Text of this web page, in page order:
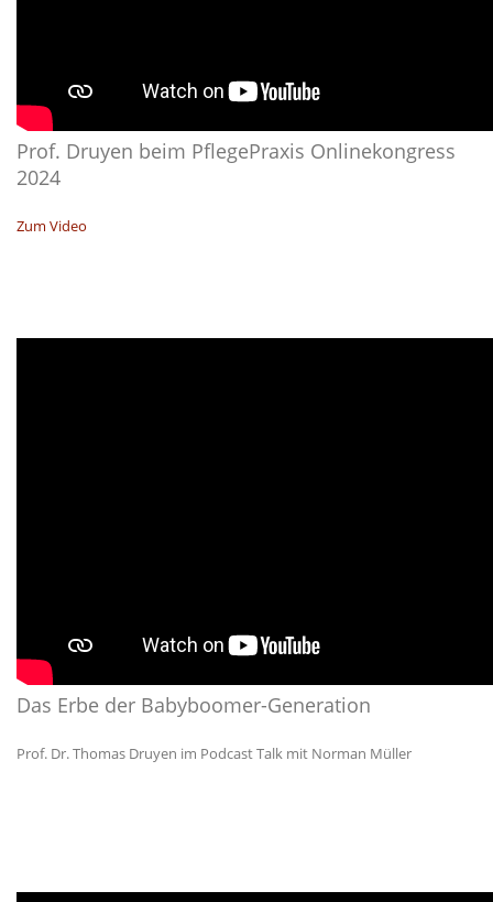
Prof. Druyen beim PflegePraxis Onlinekongress
2024
Zum Video
Das Erbe der Babyboomer-Generation
Prof. Dr. Thomas Druyen im Podcast Talk mit Norman Müller